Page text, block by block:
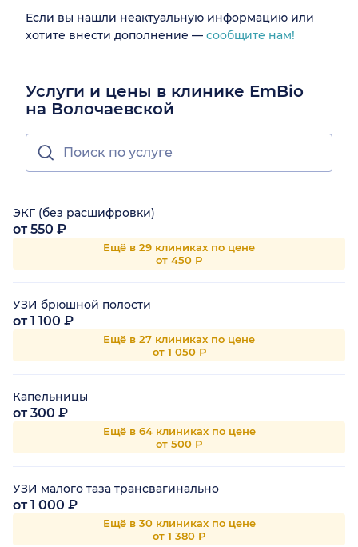
Если вы нашли неактуальную информацию или
хотите внести дополнение — сообщите нам!
Услуги и цены в клинике EmBio
на Волочаевской
ЭКГ (без расшифровки)
от 550 ₽
Ещё в 29 клиниках по цене
от 450 Р
УЗИ брюшной полости
от 1 100 ₽
Ещё в 27 клиниках по цене
от 1 050 Р
Капельницы
от 300 ₽
Ещё в 64 клиниках по цене
от 500 Р
УЗИ малого таза трансвагинально
от 1 000 ₽
Ещё в 30 клиниках по цене
от 1 380 Р